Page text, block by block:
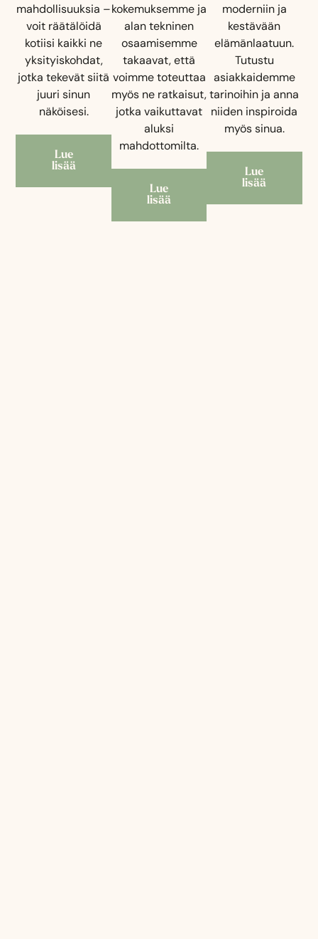
mahdollisuuksia –
voit räätälöidä
kotiisi kaikki ne
yksityiskohdat,
jotka tekevät siitä
juuri sinun
näköisesi.
Lue
lisää
kokemuksemme ja
alan tekninen
osaamisemme
takaavat, että
voimme toteuttaa
myös ne ratkaisut,
jotka vaikuttavat
aluksi
mahdottomilta.
Lue
lisää
moderniin ja
kestävään
elämänlaatuun.
Tutustu
asiakkaidemme
tarinoihin ja anna
niiden inspiroida
myös sinua.
Lue
lisää